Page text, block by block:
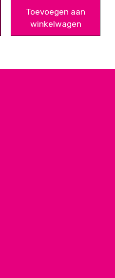
Toevoegen aan
winkelwagen